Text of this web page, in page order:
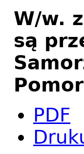
W/w.
są
PDF